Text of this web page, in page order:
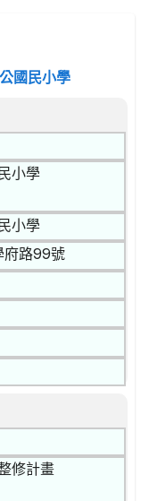
國民小學
小學
小學
府路99號
修計畫